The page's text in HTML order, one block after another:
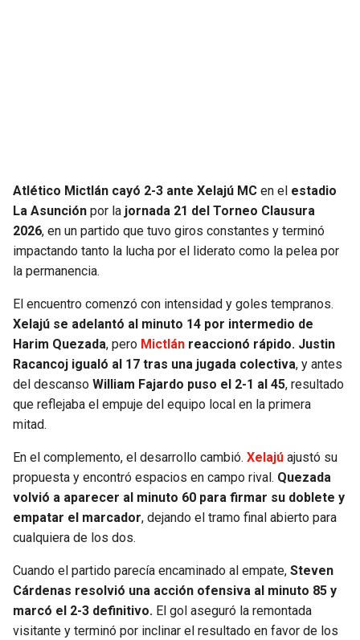
VIKINGS
FALCONS
SAINTS
BUCCANEERS
THUNDER
TRAIL BLAZERS
Atlético Mictlán cayó 2-3 ante Xelajú MC en el estadio
La Asunción por la jornada 21 del Torneo Clausura
2026, en un partido que tuvo giros constantes y terminó
impactando tanto la lucha por el liderato como la pelea por
la permanencia.
El encuentro comenzó con intensidad y goles tempranos.
Xelajú se adelantó al minuto 14 por intermedio de
Harim Quezada, pero Mictlán reaccionó rápido. Justin
Racancoj igualó al 17 tras una jugada colectiva, y antes
del descanso William Fajardo puso el 2-1 al 45, resultado
que reflejaba el empuje del equipo local en la primera
mitad.
En el complemento, el desarrollo cambió. Xelajú ajustó su
propuesta y encontró espacios en campo rival. Quezada
volvió a aparecer al minuto 60 para firmar su doblete y
empatar el marcador, dejando el tramo final abierto para
cualquiera de los dos.
Cuando el partido parecía encaminado al empate, Steven
Cárdenas resolvió una acción ofensiva al minuto 85 y
marcó el 2-3 definitivo. El gol aseguró la remontada
visitante y terminó por inclinar el resultado en favor de los